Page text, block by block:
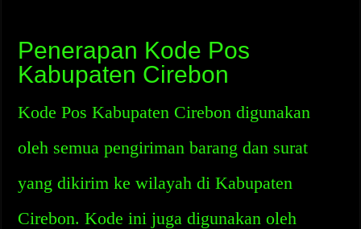
Penerapan Kode Pos
Kabupaten Cirebon
Kode Pos Kabupaten Cirebon digunakan
oleh semua pengiriman barang dan surat
yang dikirim ke wilayah di Kabupaten
Cirebon. Kode ini juga digunakan oleh